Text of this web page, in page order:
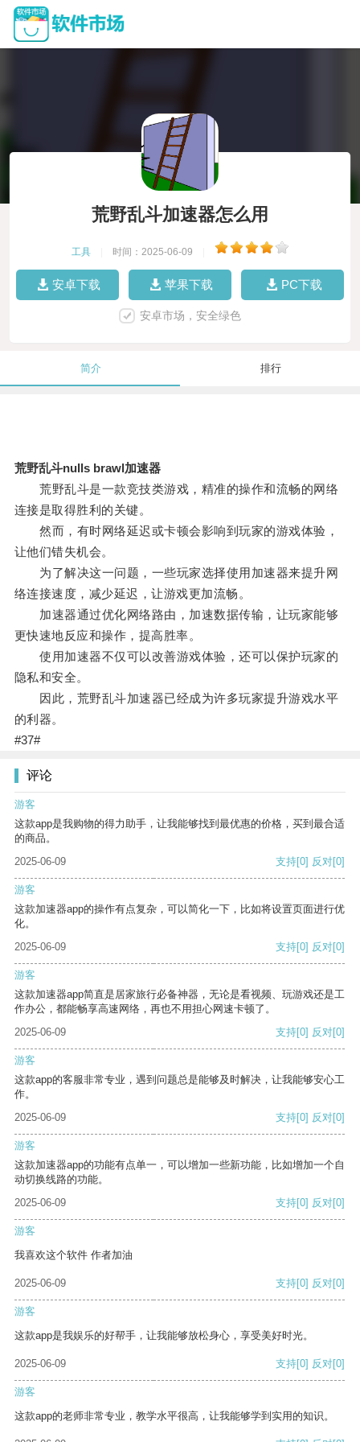
荒野乱斗加速器怎么用
工具 时间：2025-06-09
安卓下载 苹果下载 PC下载
安卓市场，安全绿色
简介 排行
荒野乱斗nulls brawl加速器
荒野乱斗是一款竞技类游戏，精准的操作和流畅的网络
连接是取得胜利的关键。
然而，有时网络延迟或卡顿会影响到玩家的游戏体验，
让他们错失机会。
为了解决这一问题，一些玩家选择使用加速器来提升网
络连接速度，减少延迟，让游戏更加流畅。
加速器通过优化网络路由，加速数据传输，让玩家能够
更快速地反应和操作，提高胜率。
使用加速器不仅可以改善游戏体验，还可以保护玩家的
隐私和安全。
因此，荒野乱斗加速器已经成为许多玩家提升游戏水平
的利器。
#37#
评论
游客
这款app是我购物的得力助手，让我能够找到最优惠的价格，买到最合适
的商品。
2025-06-09
支持[0] 反对[0]
游客
这款加速器app的操作有点复杂，可以简化一下，比如将设置页面进行优
化。
2025-06-09
支持[0] 反对[0]
游客
这款加速器app简直是居家旅行必备神器，无论是看视频、玩游戏还是工
作办公，都能畅享高速网络，再也不用担心网速卡顿了。
2025-06-09
支持[0] 反对[0]
游客
这款app的客服非常专业，遇到问题总是能够及时解决，让我能够安心工
作。
2025-06-09
支持[0] 反对[0]
游客
这款加速器app的功能有点单一，可以增加一些新功能，比如增加一个自
动切换线路的功能。
2025-06-09
支持[0] 反对[0]
游客
我喜欢这个软件 作者加油
2025-06-09 支持[0] 反对[0]
游客
这款app是我娱乐的好帮手，让我能够放松身心，享受美好时光。
2025-06-09 支持[0] 反对[0]
游客
这款app的老师非常专业，教学水平很高，让我能够学到实用的知识。